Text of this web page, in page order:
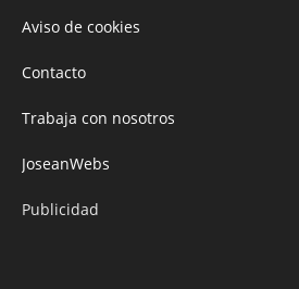
Aviso de cookies
Contacto
Trabaja con nosotros
JoseanWebs
Publicidad